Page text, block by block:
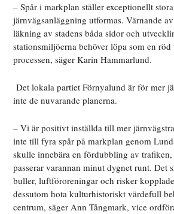
– Spår i markplan ställer exceptionellt
järnvägsanläggning utformas. Värnande
läkning av stadens båda sidor och
stationsmiljöerna behöver löpa som en
processen, säger Karin Hammarlund.
Det lokala partiet Förnyalund är för mer
inte de nuvarande planerna.
– Vi är positivt inställda till mer
inte till fyra spår på markplan genom
skulle innebära en fördubbling av trafiken,
passerar varannan minut dygnet runt. Det
buller, luftföroreningar och risker
dessutom hota kulturhistoriskt värdefull
centrum, säger Ann Tångmark, vice